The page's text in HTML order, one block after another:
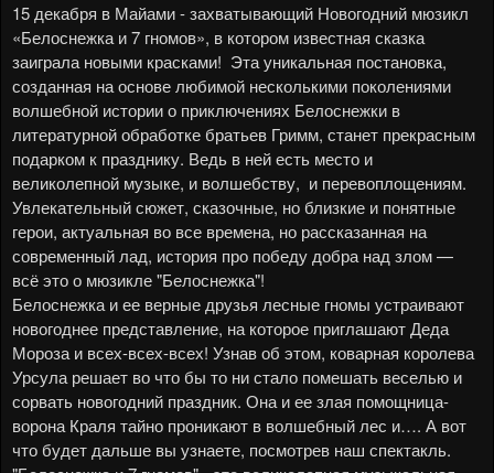
15 декабря в Майами - захватывающий Новогодний мюзикл
«Белоснежка и 7 гномов», в котором известная сказка
заиграла новыми красками! Эта уникальная постановка,
созданная на основе любимой несколькими поколениями
волшебной истории о приключениях Белоснежки в
литературной обработке братьев Гримм, станет прекрасным
подарком к празднику. Ведь в ней есть место и
великолепной музыке, и волшебству, и перевоплощениям.
Увлекательный сюжет, сказочные, но близкие и понятные
герои, актуальная во все времена, но рассказанная на
современный лад, история про победу добра над злом —
всё это о мюзикле "Белоснежка"!
Белоснежка и ее верные друзья лесные гномы устраивают
новогоднее представление, на которое приглашают Деда
Мороза и всех-всех-всех! Узнав об этом, коварная королева
Урсула решает во что бы то ни стало помешать веселью и
сорвать новогодний праздник. Она и ее злая помощница-
ворона Краля тайно проникают в волшебный лес и…. А вот
что будет дальше вы узнаете, посмотрев наш спектакль.